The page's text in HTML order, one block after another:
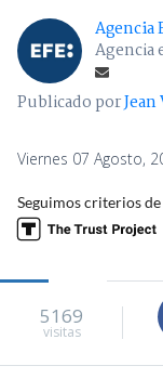
Agencia
Agencia
Publicado por
Viernes 07 Agosto,
Seguimos criterios de
5169
visitas